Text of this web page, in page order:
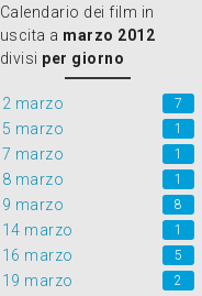
Calendario dei film in
uscita a marzo 2012
divisi per giorno
2 marzo 7
5 marzo 1
7 marzo 1
8 marzo 1
9 marzo 8
14 marzo 1
16 marzo 5
19 marzo 2